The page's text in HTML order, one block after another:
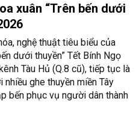
xuân “Trên bến dưới
nghệ thuật tiêu biểu của
dưới thuyền” Tết Bính Ngọ
Tàu Hủ (Q.8 cũ), tiếp tục là
ghe thuyền miền Tây
bến phục vụ người dân thành